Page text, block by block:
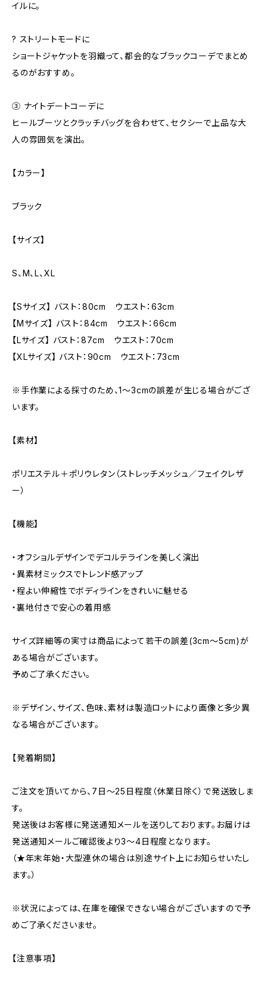
イルに。
? ストリートモードに
ショートジャケットを羽織って、都会的なブラックコーデでまとめ
るのがおすすめ。
③ ナイトデートコーデに
ヒールブーツとクラッチバッグを合わせて、セクシーで上品な大
人の雰囲気を演出。
【カラー】
ブラック
【サイズ】
S、M、L、XL
【Sサイズ】 バスト：80cm ウエスト：63cm
【Mサイズ】 バスト：84cm ウエスト：66cm
【Lサイズ】 バスト：87cm ウエスト：70cm
【XLサイズ】 バスト：90cm ウエスト：73cm
※手作業による採寸のため、1〜3cmの誤差が生じる場合がござ
います。
【素材】
ポリエステル＋ポリウレタン（ストレッチメッシュ／フェイクレザ
ー）
【機能】
・オフショルデザインでデコルテラインを美しく演出
・異素材ミックスでトレンド感アップ
・程よい伸縮性でボディラインをきれいに魅せる
・裏地付きで安心の着用感
サイズ詳細等の実寸は商品によって若干の誤差(3cm〜5cm)が
ある場合がございます。
予めご了承ください。
※デザイン、サイズ、色味、素材は製造ロットにより画像と多少異
なる場合がございます。
【発着期間】
ご注文を頂いてから、7日〜25日程度（休業日除く）で発送致しま
す。
発送後はお客様に発送通知メールを送りしております。お届けは
発送通知メールご確認後より3〜4日程度となります。
（★年末年始・大型連休の場合は別途サイト上にお知らせいたし
ます。）
※状況によっては、在庫を確保できない場合がございますので予
めご了承くださいませ。
【注意事項】